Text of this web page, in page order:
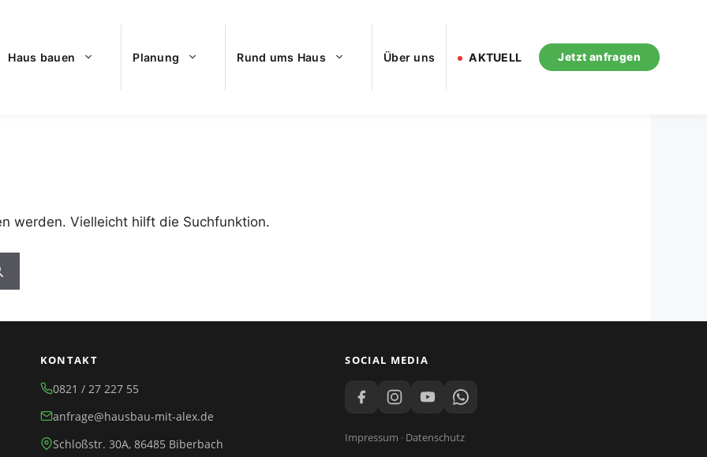
Haus bauen Planung Rund ums Haus Über uns AKTUELL Jetzt anfragen
werden. Vielleicht hilft die Suchfunktion.
KONTAKT
0821 / 27 227 55
anfrage@hausbau-mit-alex.de
Schloßstr. 30A, 86485 Biberbach
SOCIAL MEDIA
Impressum · Datenschutz